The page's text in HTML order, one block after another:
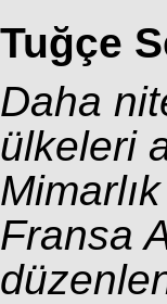
Tuğçe
Daha
ülkeleri
Fransa